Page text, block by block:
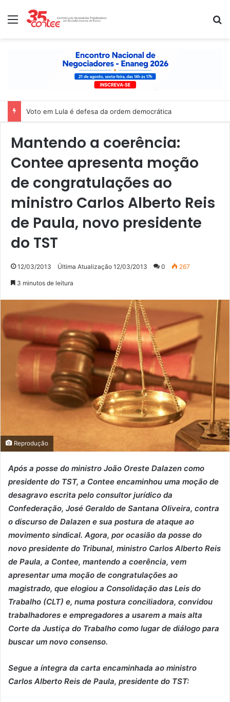
Menu
Nota de solidariedade ao povo venezuelano
Mantendo a coerência:
Contee apresenta moção
de congratulações ao
ministro Carlos Alberto Reis
de Paula, novo presidente
do TST
12/03/2013 Última Atualização 12/03/2013 0 267
3 minutos de leitura
Reprodução
Após a posse do ministro João Oreste Dalazen como
presidente do TST, a Contee encaminhou uma moção de
desagravo escrita pelo consultor jurídico da
Confederação, José Geraldo de Santana Oliveira, contra
o discurso de Dalazen e sua postura de ataque ao
movimento sindical. Agora, por ocasião da posse do
novo presidente do Tribunal, ministro Carlos Alberto Reis
de Paula, a Contee, mantendo a coerência, vem
apresentar uma moção de congratulações ao
magistrado, que elogiou a Consolidação das Leis do
Trabalho (CLT) e, numa postura conciliadora, convidou
trabalhadores e empregadores a usarem a mais alta
Corte da Justiça do Trabalho como lugar de diálogo para
buscar um novo consenso.
Segue a íntegra da carta encaminhada ao ministro
Carlos Alberto Reis de Paula, presidente do TST: